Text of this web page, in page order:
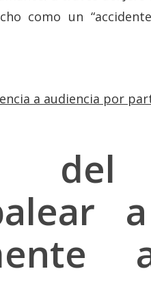
como un
a audiencia por
del